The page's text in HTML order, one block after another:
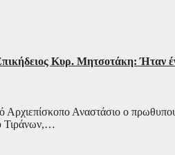
Κυρ. Μητσοτάκη: Ήταν
Αρχιεπίσκοπο Αναστάσιο ο
Τιράνων,…